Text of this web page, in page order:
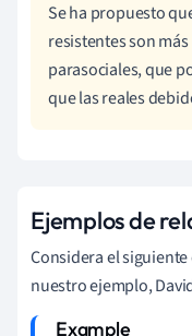
Se ha propuesto
resistentes son
parasociales, que
que las reales
Ejemplos de
Considera el
nuestro ejemplo,